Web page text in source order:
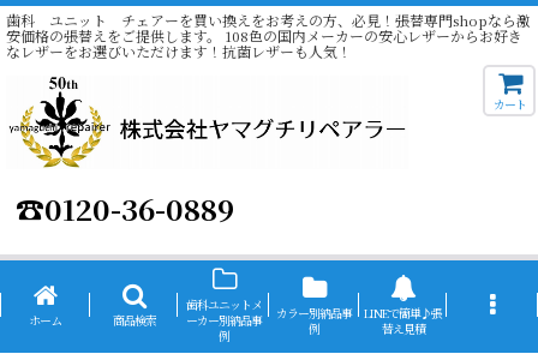
歯科 ユニット チェアーを買い換えをお考えの方、必見！張替専門shopなら激
安価格の張替えをご提供します。 108色の国内メーカーの安心レザーからお好き
なレザーをお選びいただけます！抗菌レザーも人気！
☎0120-36-0889
カート
ホーム 商品検索
歯科ユニットメ
ーカー別納品事
例
カラー別納品事
例
LINEで簡単♪張
替え見積